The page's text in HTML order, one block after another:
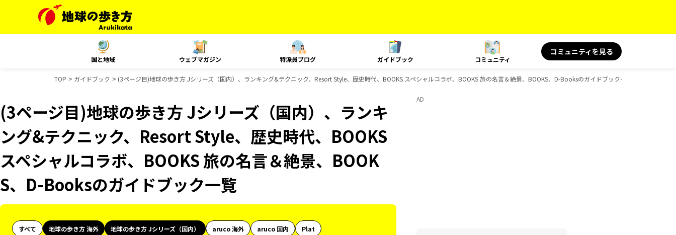
国と地域 ウェブマガジン 特派員ブログ ガイドブック コミュニティ
コミュニティを見る
TOP ガイドブック (3ページ目)地球の歩き方 Jシリーズ（国内）、ランキング&テクニック、Resort Style、歴史時代、BOOKS スペシャルコラボ、BOOKS 旅の名言＆絶景、BOOKS、D-Booksのガイドブック一覧
(3ページ目)地球の歩き方 Jシリーズ（国内）、ランキ
ング&テクニック、Resort Style、歴史時代、BOOKS
スペシャルコラボ、BOOKS 旅の名言＆絶景、BOOK
S、D-Booksのガイドブック一覧
すべて 地球の歩き方 海外 地球の歩き方 Jシリーズ（国内） aruco 海外 aruco 国内
Plat
AD